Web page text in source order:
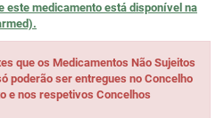
este medicamento está disponível na
que os Medicamentos Não Sujeitos
poderão ser entregues no Concelho
e nos respetivos Concelhos